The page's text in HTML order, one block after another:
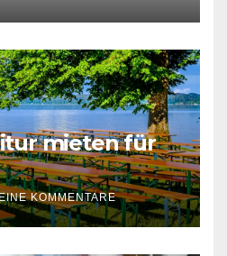
mieten für
KOMMENTARE